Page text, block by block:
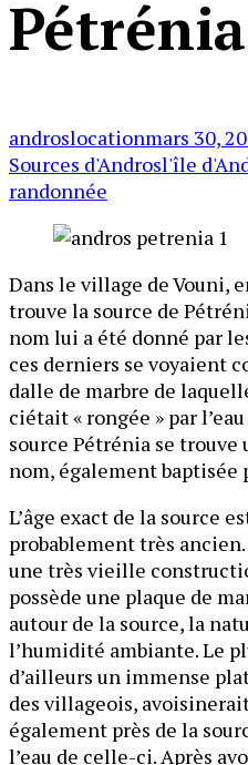
Author:
androslocationPosted
on:
mars 30,
Sources d'AndrosTags:
l'île
randonnée
Dans le village de Vouni,
trouve la source de
nom lui a été donné par
ces derniers se voyaient
dalle de marbre de
ciétait « rongée » par
source Pétrénia se
nom, également baptisée
L’âge exact de la source
probablement très
une très vieille
possède une plaque de
autour de la source, la
l’humidité ambiante. Le
d’ailleurs un immense
des villageois,
également près de la
l’eau de celle-ci. Après